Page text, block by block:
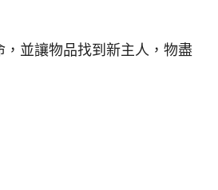
，並讓物品找到新主人，物盡